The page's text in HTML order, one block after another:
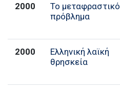
2000
Το μεταφραστικό
πρόβλημα
2000
Ελληνική λαϊκή
θρησκεία